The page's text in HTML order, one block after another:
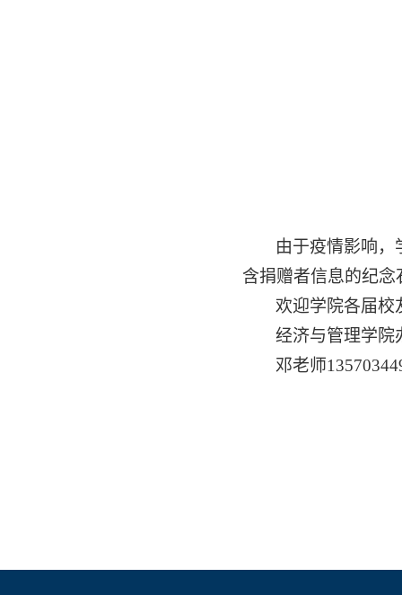
由于疫情影响
含捐赠者信息的纪
欢迎学院各届校
经济与管理学
邓老师